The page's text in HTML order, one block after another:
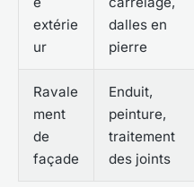
extérie
ur
dalles en
pierre
Ravale
ment
de
façade
Enduit,
peinture,
traitement
des joints